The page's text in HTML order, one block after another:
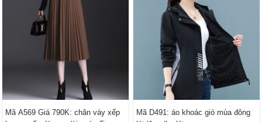
Mã A569 Giá 790K: chân váy xếp
Mã D491: áo khoác gió mùa đông